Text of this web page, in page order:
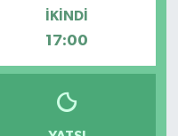
İKINDI
17:00